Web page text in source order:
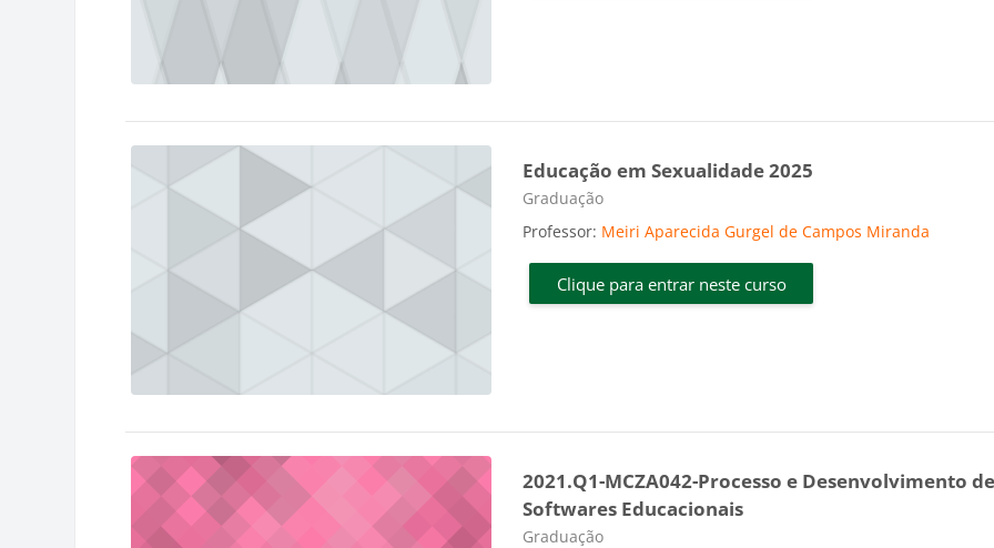
Educação em Sexualidade 2025
Categoria do curso
Graduação
Professor: Meiri Aparecida Gurgel de Campos Miranda
Clique para entrar neste curso
2021.Q1-MCZA042-Processo e Desenvolvimento de
Softwares Educacionais
Categoria do curso
Graduação